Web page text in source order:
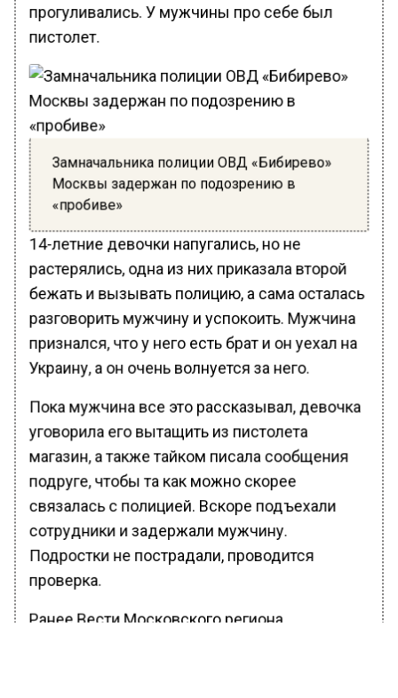
прогуливались. У мужчины про себе был
пистолет.
Замначальника полиции ОВД «Бибирево»
Москвы задержан по подозрению в
«пробиве»
14-летние девочки напугались, но не
растерялись, одна из них приказала второй
бежать и вызывать полицию, а сама осталась
разговорить мужчину и успокоить. Мужчина
признался, что у него есть брат и он уехал на
Украину, а он очень волнуется за него.
Пока мужчина все это рассказывал, девочка
уговорила его вытащить из пистолета
магазин, а также тайком писала сообщения
подруге, чтобы та как можно скорее
связалась с полицией. Вскоре подъехали
сотрудники и задержали мужчину.
Подростки не пострадали, проводится
проверка.
Ранее Вести Московского региона